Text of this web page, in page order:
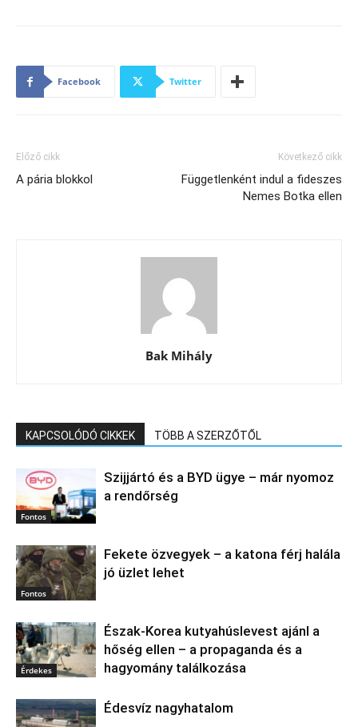
Facebook Twitter
Előző cikk
A pária blokkol
Következő cikk
Függetlenként indul a fideszes
Nemes Botka ellen
Bak Mihály
KAPCSOLÓDÓ CIKKEK TÖBB A SZERZŐTŐL
Fontos
Szijjártó és a BYD ügye – már nyomoz
a rendőrség
Fontos
Fekete özvegyek – a katona férj halála
jó üzlet lehet
Érdekes
Észak‑Korea kutyahúslevest ajánl a
hőség ellen – a propaganda és a
hagyomány találkozása
Édesvíz nagyhatalom